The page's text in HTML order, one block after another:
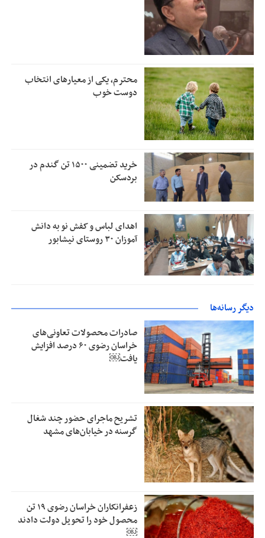
محترم، یکی از معیارهای انتخاب
دوست خوب
خرید تضمینی ۱۵۰۰ تن گندم در
بردسکن
اهدای لباس و کفش نو به دانش
آموزان ۳۰ روستای نیشابور
دیگر رسانه‌ها
صادرات محصولات تعاونی‌های
خراسان رضوی ۶۰ درصد افزایش
یافت￼
تشریح ماجرای حضور چند شغال
گرسنه در خیابان‌های مشهد
زعفرانکاران خراسان رضوی ۱۹ تن
محصول خود را تحویل دولت دادند
￼